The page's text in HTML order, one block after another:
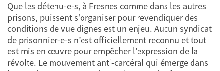
Que les détenu-e-s, à Fresnes comme dans les autres
prisons, puissent s’organiser pour revendiquer des
conditions de vue dignes est un enjeu. Aucun syndicat
de prisonnier-e-s n’est officiellement reconnu et tout
est mis en œuvre pour empêcher l’expression de la
révolte. Le mouvement anti-carcéral qui émerge dans